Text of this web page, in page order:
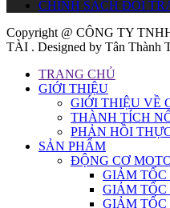
CHÍNH SÁCH ĐỔI
Copyright @ CÔNG TY
TÀI . Designed by Tân Thành
TRANG CHỦ
GIỚI THIỆU
GIỚI THIỆU VỀ
THÀNH TÍCH
PHẢN HỒI
SẢN PHẨM
ĐỘNG CƠ
GIẢM TỐC
GIẢM
GIẢM